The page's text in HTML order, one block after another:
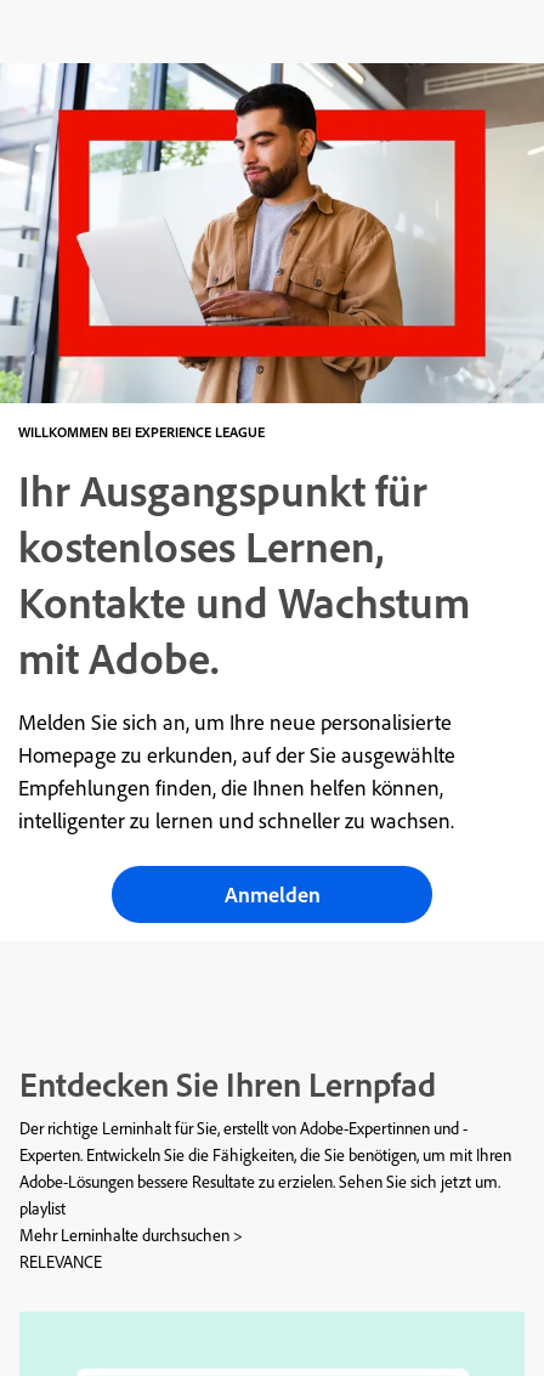
WILLKOMMEN BEI EXPERIENCE LEAGUE
Ihr Ausgangspunkt für
kostenloses Lernen,
Kontakte und Wachstum
mit Adobe.
Melden Sie sich an, um Ihre neue personalisierte
Homepage zu erkunden, auf der Sie ausgewählte
Empfehlungen finden, die Ihnen helfen können,
intelligenter zu lernen und schneller zu wachsen.
Anmelden
Entdecken Sie Ihren Lernpfad
Der richtige Lerninhalt für Sie, erstellt von Adobe-Expertinnen und -
Experten. Entwickeln Sie die Fähigkeiten, die Sie benötigen, um mit Ihren
Adobe-Lösungen bessere Resultate zu erzielen. Sehen Sie sich jetzt um.
playlist
Mehr Lerninhalte durchsuchen >
RELEVANCE